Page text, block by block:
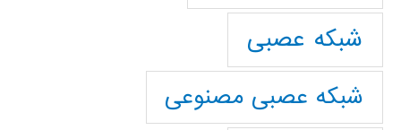
شبکه عصبی
شبکه عصبی مصنوعی